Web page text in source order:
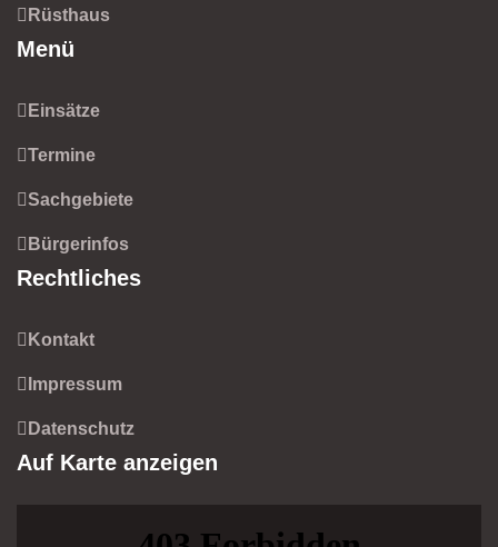
Rüsthaus
Menü
Einsätze
Termine
Sachgebiete
Bürgerinfos
Rechtliches
Kontakt
Impressum
Datenschutz
Auf Karte anzeigen